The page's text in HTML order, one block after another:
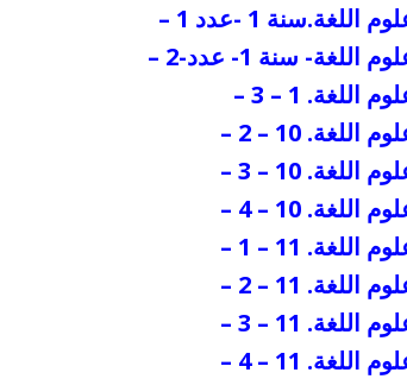
علوم
اللغة.سنة
4-
عدد-2-
اللغة.سنة 1 -عدد 1
–
اللغة- سنة 1- عدد-2 –
اللغة. 1 – 3
–
اللغة. 10 – 2
–
اللغة. 10 – 3
–
اللغة. 10 – 4
–
اللغة. 11 – 1
–
اللغة. 11 – 2
–
اللغة. 11 – 3
–
اللغة. 11 – 4
–